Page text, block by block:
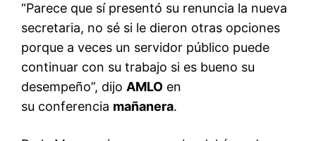
“Parece que sí presentó su renuncia la nueva
secretaria, no sé si le dieron otras opciones
porque a veces un servidor público puede
continuar con su trabajo si es bueno su
desempeño”, dijo AMLO en
su conferencia mañanera.